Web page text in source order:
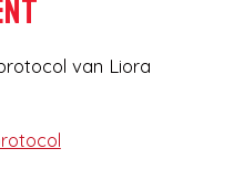
van Liora